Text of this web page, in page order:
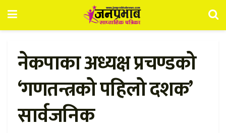
नेकपाका अध्यक्ष प्रचण्डको
‘गणतन्त्रको पहिलो दशक’
सार्वजनिक